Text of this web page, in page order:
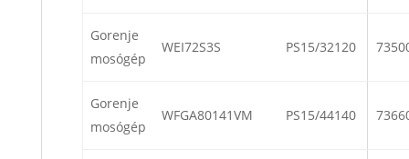
Gorenje
mosógép
WEI72S3S PS15/32120
Gorenje
mosógép
WFGA80141VM PS15/44140